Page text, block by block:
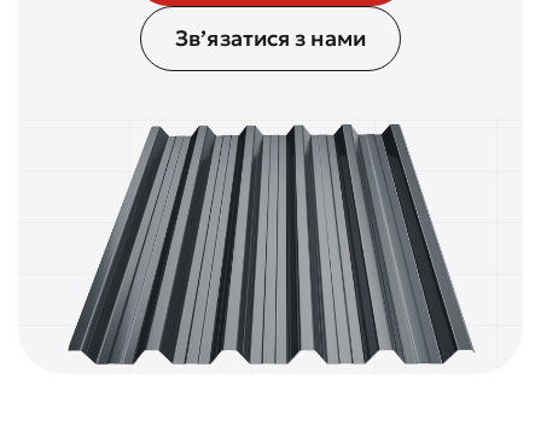
Зв’язатися з нами